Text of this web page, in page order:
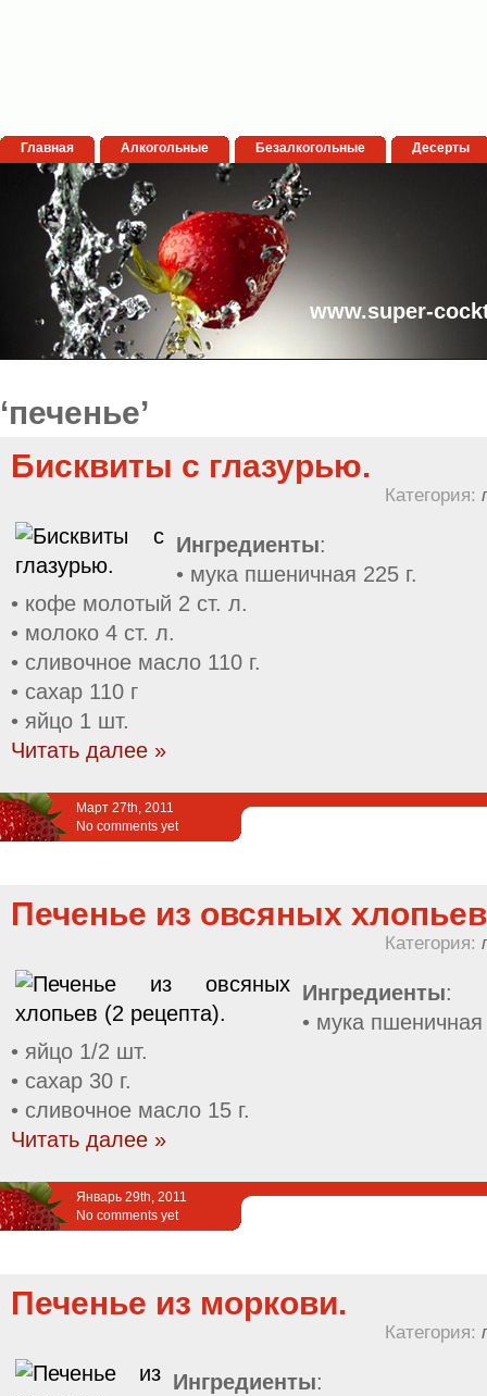
Главная Алкогольные Безалкогольные Десерты
www.super-
‘печенье’
Бисквиты с глазурью.
Категория:
Ингредиенты:
• мука пшеничная 225 г.
• кофе молотый 2 ст. л.
• молоко 4 ст. л.
• сливочное масло 110 г.
• сахар 110 г
• яйцо 1 шт.
Читать далее »
Март 27th, 2011
No comments yet
Печенье из овсяных
Категория:
Ингредиенты:
• мука пшеничная
• яйцо 1/2 шт.
• сахар 30 г.
• сливочное масло 15 г.
Читать далее »
Январь 29th, 2011
No comments yet
Печенье из моркови.
Категория:
Ингредиенты: